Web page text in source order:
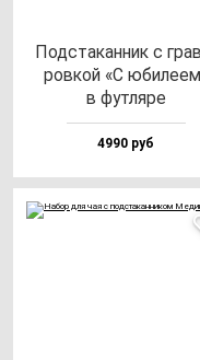
Под­ста­кан­ник с
ров­кой «С
в фут­ля­ре
4990 руб